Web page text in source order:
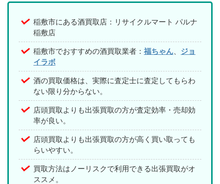
稲敷市にある酒買取店：リサイクルマート パルナ
稲敷店
稲敷市でおすすめの酒買取業者： 福ちゃん
ジョ
イラボ
酒の買取価格は、実際に査定士に査定してもらわ
ない限り分からない。
店頭買取よりも出張買取の方が査定効率・売却効
率が良い。
店頭買取よりも出張買取の方が高く買い取っても
らいやすい。
買取方法はノーリスクで利用できる出張買取がオ
ススメ。